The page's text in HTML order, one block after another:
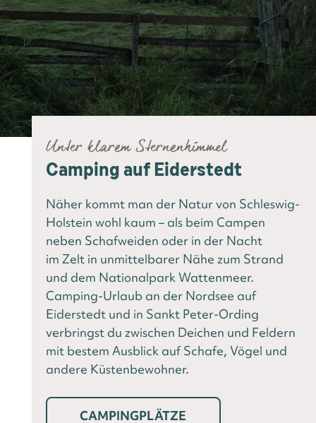
Unter klarem Sternenhimmel
Camping auf Eiderstedt
Näher kommt man der Natur von Schleswig-
Holstein wohl kaum – als beim Campen
neben Schafweiden oder in der Nacht
im Zelt in unmittelbarer Nähe zum Strand
und dem Nationalpark Wattenmeer.
Camping-Urlaub an der Nordsee auf
Eiderstedt und in Sankt Peter-Ording
verbringst du zwischen Deichen und Feldern
mit bestem Ausblick auf Schafe, Vögel und
andere Küstenbewohner.
CAMPINGPLÄTZE